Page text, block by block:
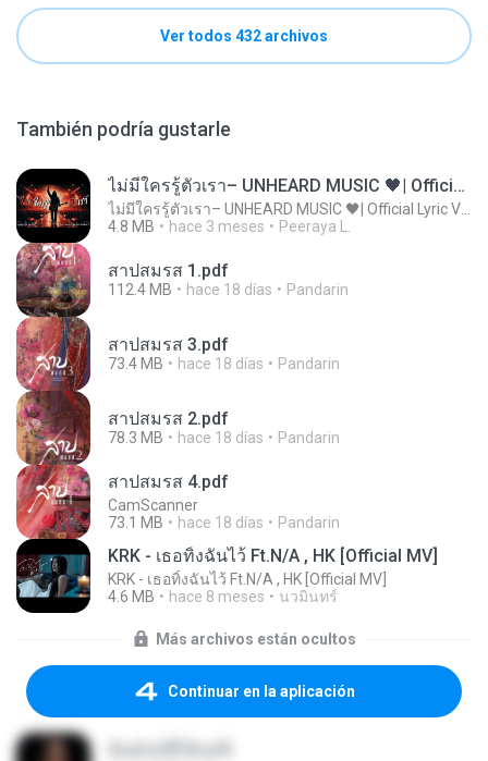
Ver todos 432 archivos
También podría gustarle
ไม่มีใครรู้ตัวเรา– UNHEARD MUSIC 🖤| Official Lyric Video | เพลงสู้ชีวิต
4.8 MB
hace 3 meses Peeraya L.
สาปสมรส 1.pdf
112.4 MB hace 18 días Pandarin
สาปสมรส 3.pdf
73.4 MB hace 18 días Pandarin
สาปสมรส 2.pdf
78.3 MB hace 18 días Pandarin
สาปสมรส 4.pdf
CamScanner
73.1 MB
hace 18 días Pandarin
KRK - เธอทิ้งฉันไว้ Ft.N/A , HK [Official MV]
KRK - เธอทิ้งฉันไว้ Ft.N/A , HK [Official MV]
4.6 MB
hace 8 meses นวมินทร์
Más archivos están ocultos
Continuar en la aplicación